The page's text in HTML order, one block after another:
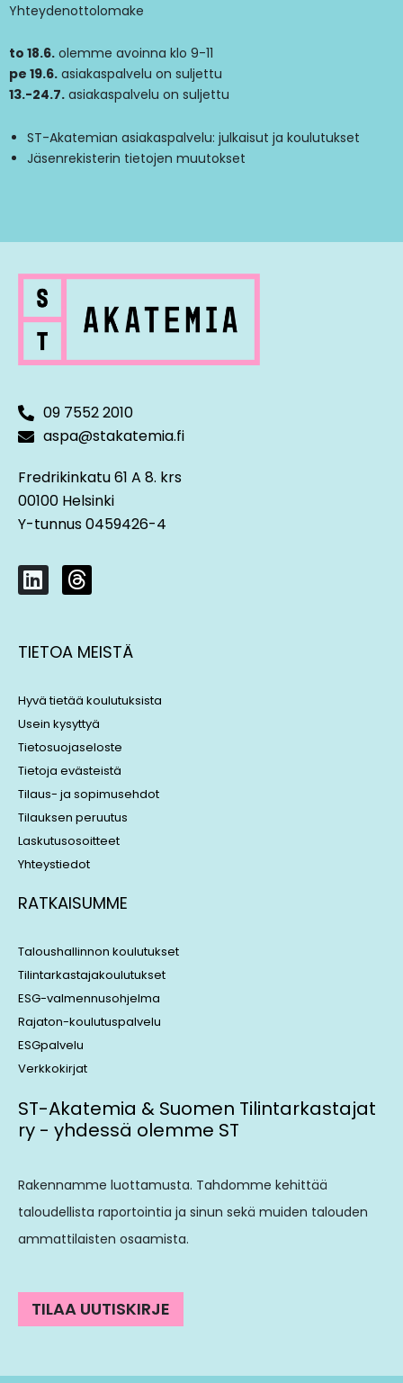
Yhteydenottolomake
to 18.6. olemme avoinna klo 9-11
pe 19.6. asiakaspalvelu on suljettu
13.-24.7. asiakaspalvelu on suljettu
ST-Akatemian asiakaspalvelu: julkaisut ja koulutukset
Jäsenrekisterin tietojen muutokset
09 7552 2010
aspa@stakatemia.fi
Fredrikinkatu 61 A 8. krs
00100 Helsinki
Y-tunnus 0459426-4
L
i
k
e
i
n
T
h
e
a
s
TIETOA MEISTÄ
Hyvä tietää koulutuksista
Usein kysyttyä
Tietosuojaseloste
Tietoja evästeistä
Tilaus- ja sopimusehdot
Tilauksen peruutus
Laskutusosoitteet
Yhteystiedot
RATKAISUMME
Taloushallinnon koulutukset
Tilintarkastajakoulutukset
ESG-valmennusohjelma
Rajaton-koulutuspalvelu
ESGpalvelu
Verkkokirjat
ST-Akatemia & Suomen Tilintarkastajat
ry - yhdessä olemme ST
Rakennamme luottamusta. Tahdomme kehittää
taloudellista raportointia ja sinun sekä muiden talouden
ammattilaisten osaamista.
TILAA UUTISKIRJE